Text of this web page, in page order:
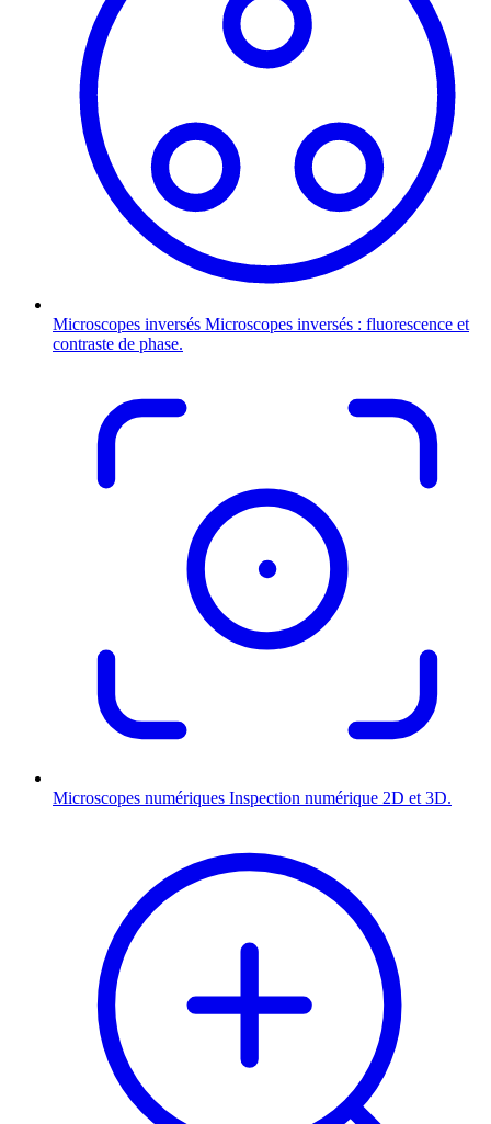
Microscopes inversés Microscopes inversés : fluorescence et
contraste de phase.
Microscopes numériques Inspection numérique 2D et 3D.